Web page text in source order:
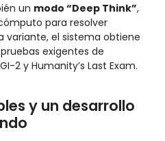
un modo “Deep Think”,
para resolver
variante, el sistema obtiene
exigentes de
2 y Humanity’s Last Exam.
y un desarrollo